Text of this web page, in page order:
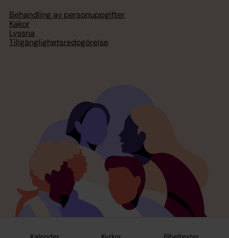
Behandling av personuppgifter
Kakor
Lyssna
Tillgänglighetsredogörelse